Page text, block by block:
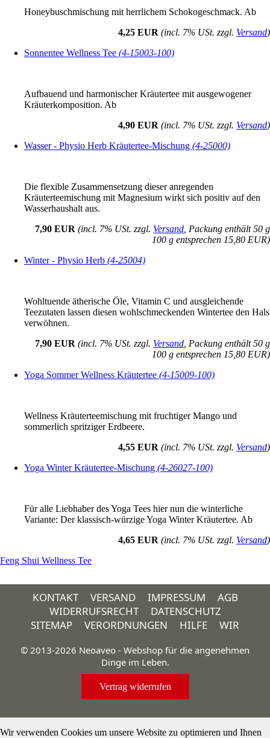
Honeybuschmischung mit herrlichem Schokogeschmack. Ab
4,25 EUR (incl. 7% USt. zzgl. Versand)
Sonnentee Wellness Tee (4-15003-100)
Aufbauend und harmonischer Kräutertee mit ausgewogener
Kräuterkomposition. Ab
4,90 EUR (incl. 7% USt. zzgl. Versand)
Wasser - Physio Herb Kräutertee-Mischung (4-25000)
Die flexible Zusammensetzung dieser anregenden
Kräuterteemischung mit Magnesium wirkt sich positiv auf den
Wasserhaushalt aus.
7,90 EUR (incl. 7% USt. zzgl. Versand , Packung enthält 50 g
100 g entsprechen 15,80 EUR)
Winter - Physio Herb (4-25004)
Wohltuende ätherische Öle, Vitamin C und ausgleichende
Teezutaten lassen diesen wohlschmeckenden Wintertee den Hals
verwöhnen.
7,90 EUR (incl. 7% USt. zzgl. Versand , Packung enthält 50 g
100 g entsprechen 15,80 EUR)
Yoga Sommer Wellness Kräutertee (4-15009-100)
Wellness Kräuterteemischung mit fruchtiger Mango und
sommerlich spritziger Erdbeere.
4,55 EUR (incl. 7% USt. zzgl. Versand)
Yoga Winter Kräutertee-Mischung (4-26027-100)
Für alle Liebhaber des Yoga Tees hier nun die winterliche
Variante: Der klassisch-würzige Yoga Winter Kräutertee. Ab
4,65 EUR (incl. 7% USt. zzgl. Versand)
Feng Shui Wellness Tee
KONTAKT VERSAND IMPRESSUM
AGB
WIDERRUFSRECHT
DATENSCHUTZ
SITEMAP
VERORDNUNGEN HILFE WIR
© 2013-2026 Neoaveo - Webshop für die angenehmen
Dinge im Leben.
Vertrag widerrufen
Wir verwenden Cookies um unsere Website zu optimieren und Ihnen